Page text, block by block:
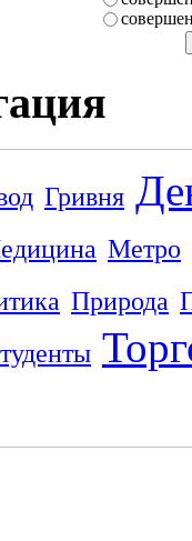
Гривня
Метро
Природа